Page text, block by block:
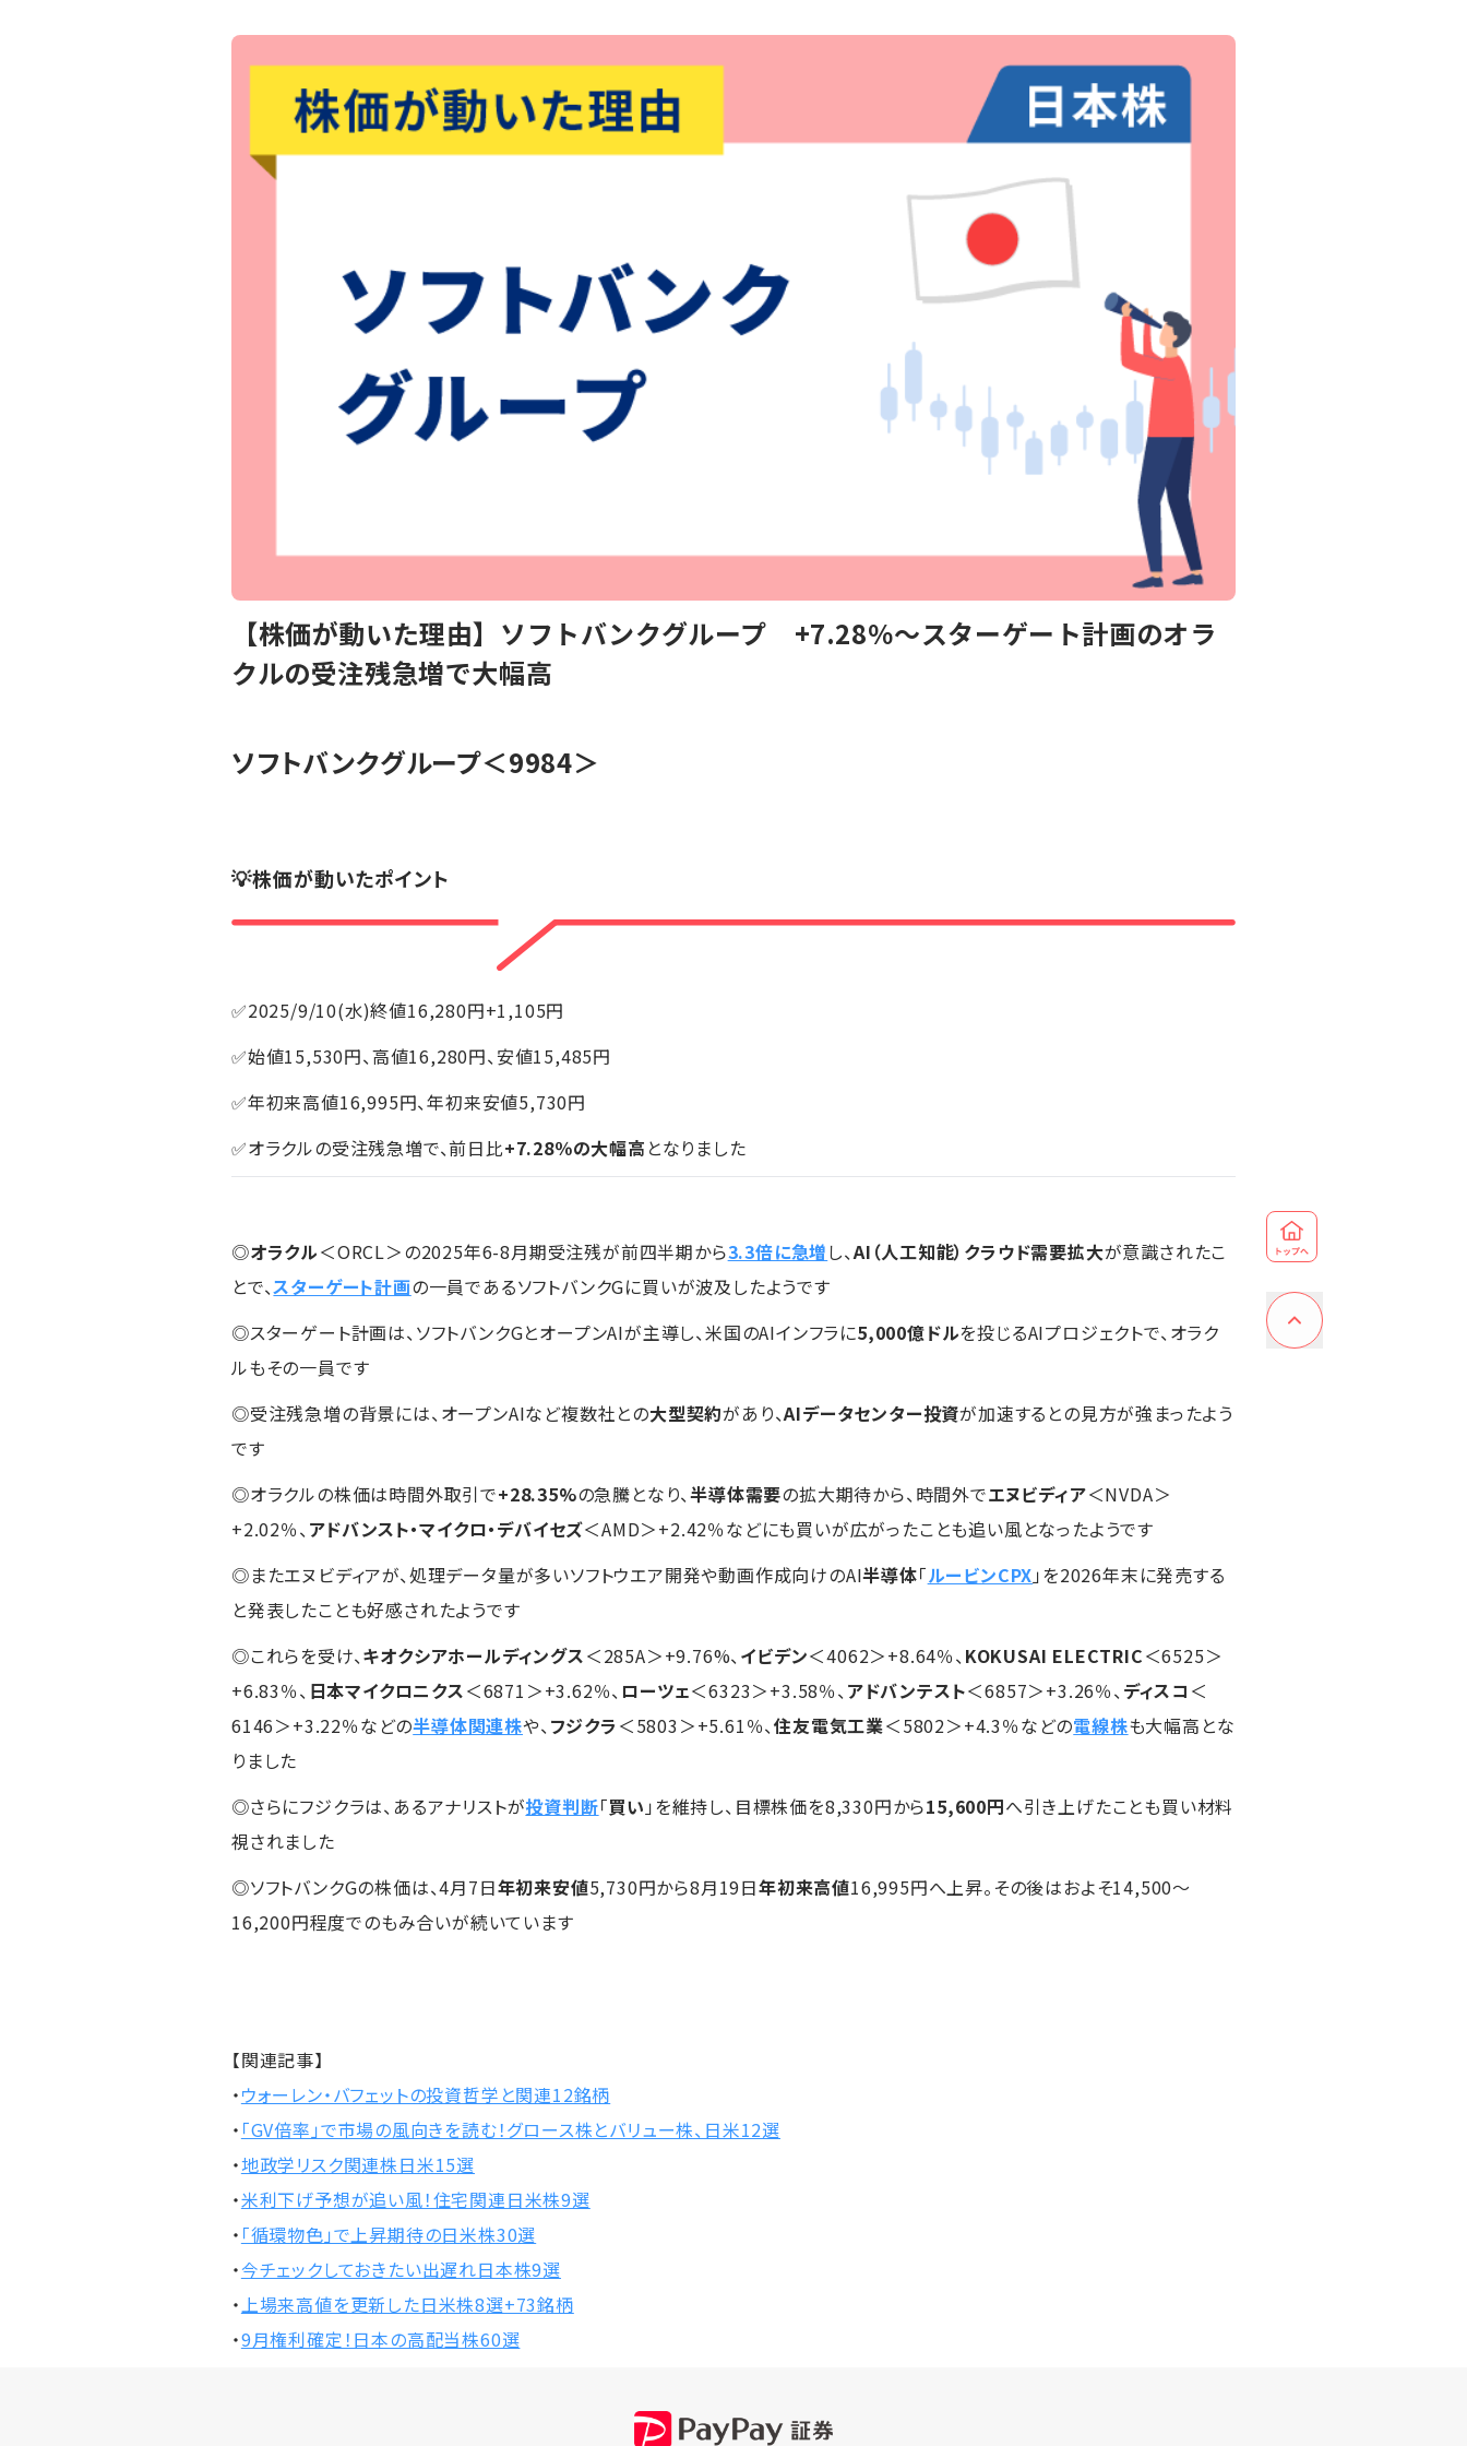
【株価が動いた理由】ソフトバンクグループ +7.28％～スターゲート計画のオラ
クルの受注残急増で大幅高
ソフトバンクグループ＜9984＞
💡株価が動いたポイント
✅2025/9/10(水)終値16,280円+1,105円
✅始値15,530円、高値16,280円、安値15,485円
✅年初来高値16,995円、年初来安値5,730円
✅オラクルの受注残急増で、前日比+7.28％の大幅高 となりました
◎オラクル＜ORCL＞の2025年6-8月期受注残が前四半期から3.3倍に急増し、AI（人工知能）クラウド需要拡大が意識されたこ
とで、スターゲート計画の一員であるソフトバンクGに買いが波及したようです
◎スターゲート計画は、ソフトバンクGとオープンAIが主導し、米国のAIインフラに5,000億ドルを投じるAIプロジェクトで、オラク
ルもその一員です
◎受注残急増の背景には、オープンAIなど複数社との大型契約があり、AIデータセンター投資が加速するとの見方が強まったよう
です
◎オラクルの株価は時間外取引で+28.35%の急騰となり、半導体需要の拡大期待から、時間外でエヌビディア＜NVDA＞
+2.02％、アドバンスト・マイクロ・デバイセズ＜AMD＞+2.42％などにも買いが広がったことも追い風となったようです
◎またエヌビディアが、処理データ量が多いソフトウエア開発や動画作成向けのAI半導体「ルービンCPX 」を2026年末に発売する
と発表したことも好感されたようです
◎これらを受け、キオクシアホールディングス＜285A＞+9.76%、イビデン＜4062＞+8.64％、KOKUSAI ELECTRIC＜6525＞
+6.83％、 日本マイクロニクス＜6871＞+3.62％、 ローツェ＜6323＞+3.58％、アドバンテスト＜6857＞+3.26％、ディスコ ＜
6146＞+3.22％などの半導体関連株や、フジクラ ＜5803＞+5.61％、住友電気工業＜5802＞+4.3％などの電線株も大幅高とな
りました
◎さらにフジクラは、あるアナリストが投資判断「買い 」を維持し、目標株価を8,330円から15,600円へ引き上げたことも買い材料
視されました
◎ソフトバンクGの株価は、4月7日年初来安値5,730円から8月19日年初来高値16,995円へ上昇。その後はおよそ14,500～
16,200円程度でのもみ合いが続いています
【関連記事】
・ウォーレン・バフェットの投資哲学と関連12銘柄
・ 「GV倍率」で市場の風向きを読む！グロース株とバリュー株、日米12選
・地政学リスク関連株日米15選
・米利下げ予想が追い風！住宅関連日米株9選
・ 「循環物色」で上昇期待の日米株30選
・今チェックしておきたい出遅れ日本株9選
・上場来高値を更新した日米株8選+73銘柄
・9月権利確定！日本の高配当株60選